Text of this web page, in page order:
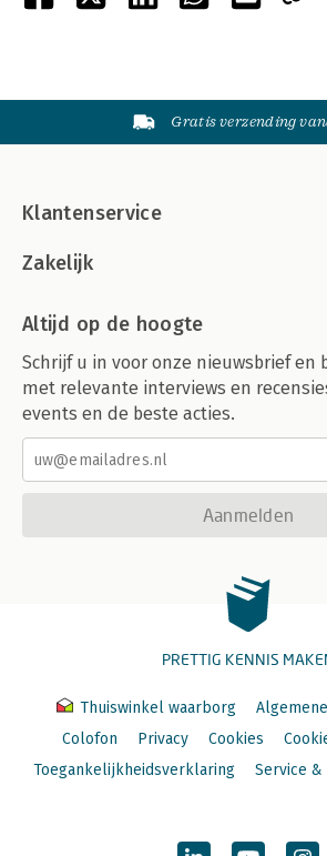
Gratis verzending
Klantenservice
Zakelijk
Altijd op de hoogte
Schrijf u in voor onze nieuwsbrief en
met relevante interviews en
events en de beste acties.
Aanmelden
PRETTIG KENNIS
Thuiswinkel waarborg
Colofon
Privacy Cookies
Toegankelijkheidsverklaring
Service &